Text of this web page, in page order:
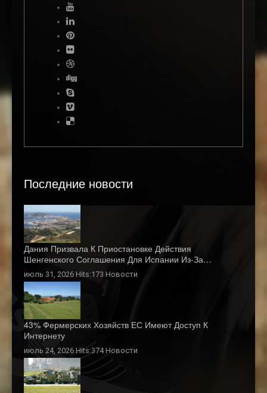
Последние новости
Дания Призвала К Приостановке Действия
Шенгенского Соглашения Для Испании Из-За…
июль 31, 2026 Hits:173 Новости
43% Фермерских Хозяйств ЕС Имеют Доступ К
Интернету
июль 24, 2026 Hits:374Новости